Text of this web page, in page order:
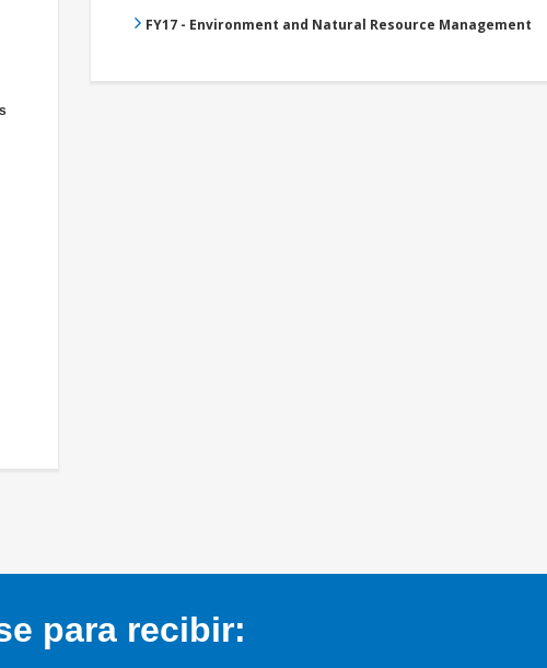
FY17 - Environment and Natural Resource Management
para recibir: